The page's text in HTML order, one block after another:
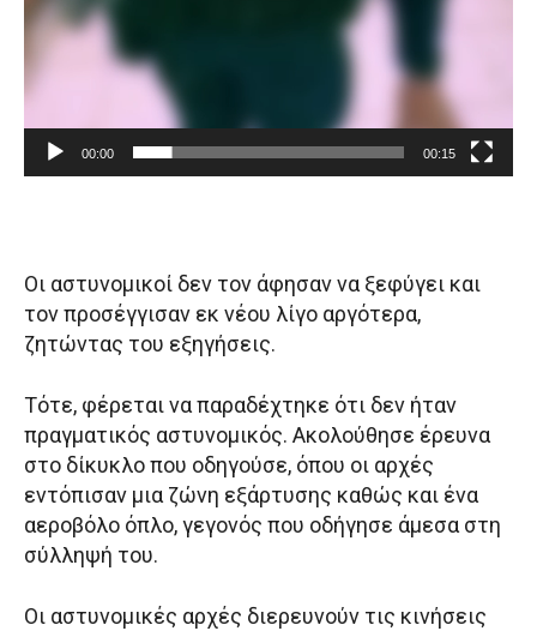
ε
ο
00:00 00:15
Οι αστυνομικοί δεν τον άφησαν να ξεφύγει και
τον προσέγγισαν εκ νέου λίγο αργότερα,
ζητώντας του εξηγήσεις.
Τότε, φέρεται να παραδέχτηκε ότι δεν ήταν
πραγματικός αστυνομικός. Ακολούθησε έρευνα
στο δίκυκλο που οδηγούσε, όπου οι αρχές
εντόπισαν μια ζώνη εξάρτυσης καθώς και ένα
αεροβόλο όπλο, γεγονός που οδήγησε άμεσα στη
σύλληψή του.
Οι αστυνομικές αρχές διερευνούν τις κινήσεις